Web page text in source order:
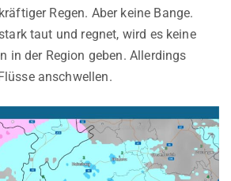
Regen. Aber keine Bange.
taut und regnet, wird es keine
in der Region geben. Allerdings
anschwellen.